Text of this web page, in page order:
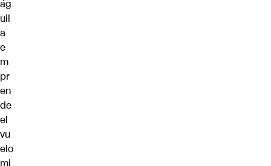
ág
uil
a
e
m
pr
en
de
el
vu
elo
mi